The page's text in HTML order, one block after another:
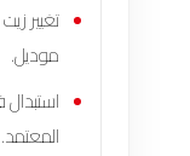
تغيير
موديل.
المعتمد.